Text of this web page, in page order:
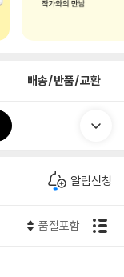
배송/반품/교환
알림신청
품절포함